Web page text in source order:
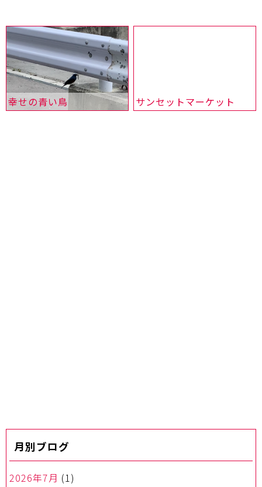
幸せの青い鳥 サンセットマーケット
月別ブログ
2026年7月 (1)